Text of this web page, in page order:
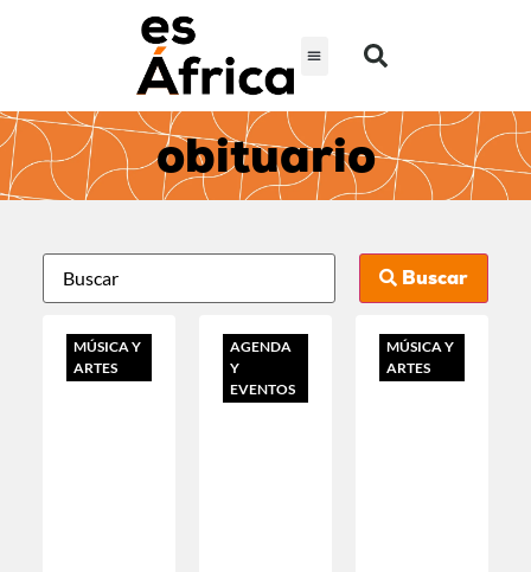
obituario
Buscar
MÚSICA Y
ARTES
AGENDA
Y
EVENTOS
MÚSICA Y
ARTES